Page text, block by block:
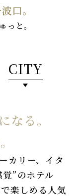
口。
っと。
CITY
なる。
カリー、イタ
”のホテル
楽しめる人気